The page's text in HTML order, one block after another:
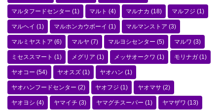
マルタフードセンター (1) マルト (4) マルナカ (18) マルフジ (1)
マルヘイ (1) マルホンカウボーイ (1) マルマンストア (3)
マルミヤストア (6) マルヤ (7) マルヨシセンター (5) マルワ (3)
ミセススマート (1) メグリア (1) メッサオークワ (1) モリナガ (1)
ヤオコー (54) ヤオスズ (1) ヤオハン (1)
ヤオハンフードセンター (2) ヤオフジ (1) ヤオマサ (2)
ヤオヨシ (4) ヤマイチ (3) ヤマグチスーパー (1) ヤマザワ (13)